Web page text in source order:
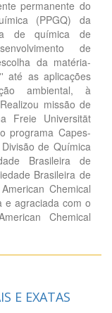
permanente do
(PPGQ) da
de química de
de
da matéria-
até as aplicações
ambiental, à
missão de
Freie Universität
programa Capes-
de Química
Brasileira de
Brasileira de
Chemical
e agraciada com o
Chemical
E EXATAS